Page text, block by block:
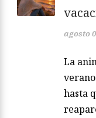
agosto
La
hasta